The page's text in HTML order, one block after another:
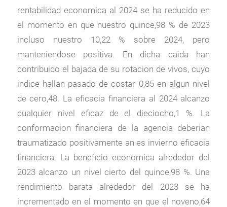
rentabilidad economica al 2024 se ha reducido en
el momento en que nuestro quince,98 % de 2023
incluso nuestro 10,22 % sobre 2024, pero
manteniendose positiva. En dicha caida han
contribuido el bajada de su rotacion de vivos, cuyo
indice hallan pasado de costar 0,85 en algun nivel
de cero,48. La eficacia financiera al 2024 alcanzo
cualquier nivel eficaz de el dieciocho,1 %. La
conformacion financiera de la agencia deberian
traumatizado positivamente an es invierno eficacia
financiera. La beneficio economica alrededor del
2023 alcanzo un nivel cierto del quince,98 %. Una
rendimiento barata alrededor del 2023 se ha
incrementado en el momento en que el noveno,64